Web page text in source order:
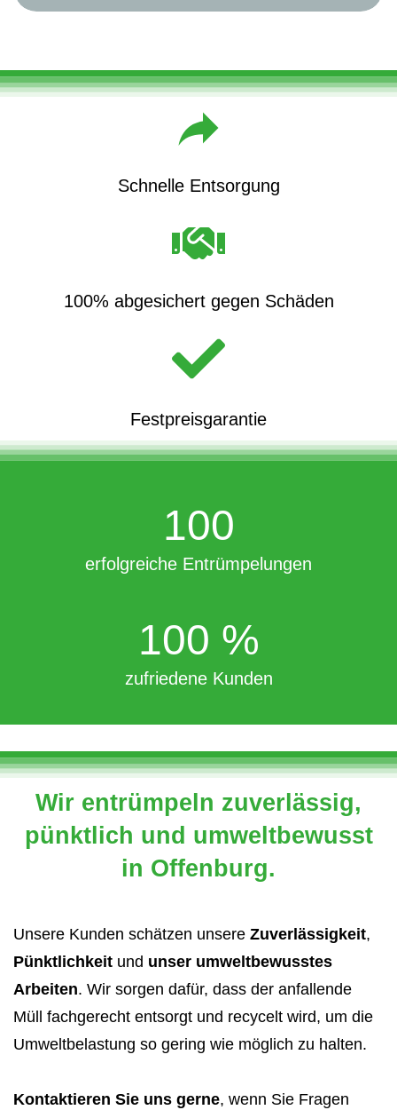
Schnelle Entsorgung
100% abgesichert gegen Schäden
Festpreisgarantie
100
erfolgreiche Entrümpelungen
100 %
zufriedene Kunden
Wir entrümpeln zuverlässig,
pünktlich und umweltbewusst
in Offenburg.
Unsere Kunden schätzen unsere Zuverlässigkeit,
Pünktlichkeit und unser umweltbewusstes
Arbeiten. Wir sorgen dafür, dass der anfallende
Müll fachgerecht entsorgt und recycelt wird, um die
Umweltbelastung so gering wie möglich zu halten.
Kontaktieren Sie uns gerne, wenn Sie Fragen